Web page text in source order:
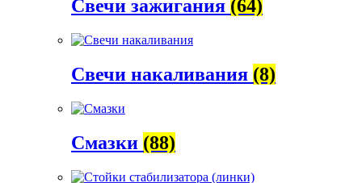
Свечи зажигания (64)
Свечи накаливания (8)
Смазки (88)